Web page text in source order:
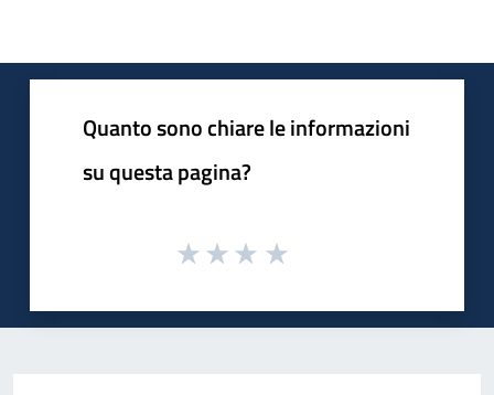
Quanto sono chiare le informazioni
su questa pagina?